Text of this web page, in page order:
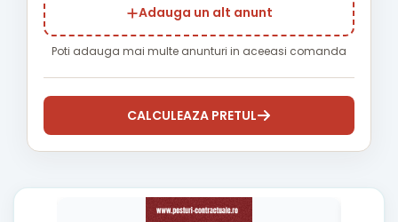
Adauga un alt anunt
Poti adauga mai multe anunturi in aceeasi comanda
CALCULEAZA PRETUL